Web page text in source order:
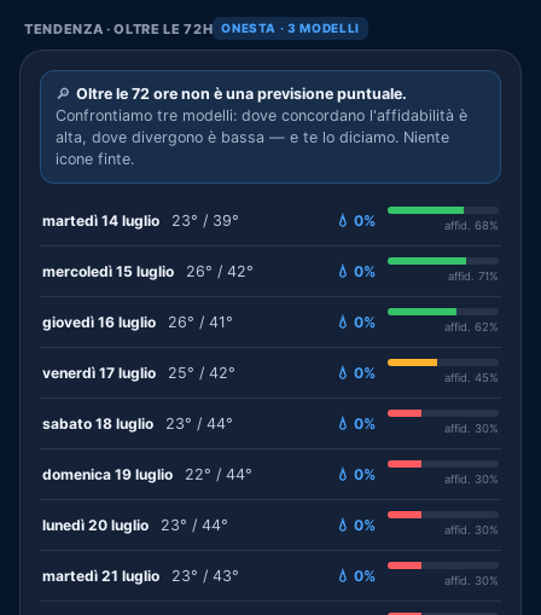
TENDENZA · OLTRE LE 72H ONESTA · 3 MODELLI
🔎 Oltre le 72 ore non è una previsione puntuale.
Confrontiamo tre modelli: dove concordano l'affidabilità è
alta, dove divergono è bassa — e te lo diciamo. Niente
icone finte.
martedì 14 luglio 23° / 39° 💧 0% affid. 68%
mercoledì 15 luglio 26° / 42° 💧 0% affid. 71%
giovedì 16 luglio 26° / 41° 💧 0% affid. 62%
venerdì 17 luglio 25° / 42° 💧 0% affid. 45%
sabato 18 luglio 23° / 44° 💧 0% affid. 30%
domenica 19 luglio 22° / 44° 💧 0% affid. 30%
lunedì 20 luglio 23° / 44° 💧 0% affid. 30%
martedì 21 luglio 23° / 43° 💧 0% affid. 30%